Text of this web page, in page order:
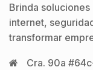
Brinda
internet,
transformar
Cra. 90a